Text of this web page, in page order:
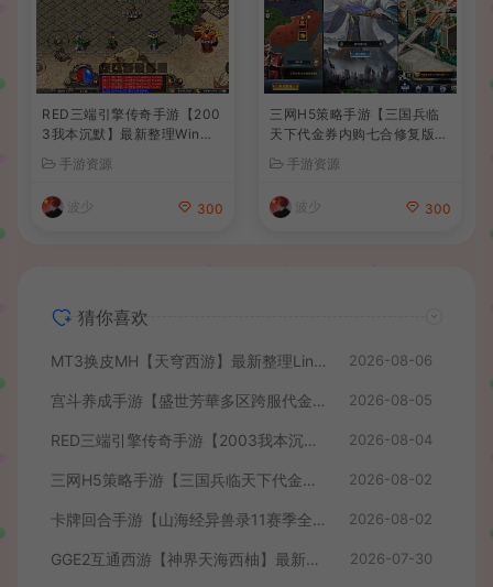
RED三端引擎传奇手游【200
3我本沉默】最新整理Win系
细搭建教程
手游资源
波少 300
三网H5策略手游【三国兵临
天下代金券内购七合修复版】
+Linux手工服务端+管理后台
+GM授权后台+简易安卓客户
端+详细搭建教程+视频教程
手游资源
波少 300
猜你喜欢
MT3换皮MH【天穹西游】最新整理Linux手工服务端+安卓苹果双端+GM后台+详细搭建教程+全套源码+视频教程 2026-08-06
宫斗养成手游【盛世芳華多区跨服代金券本地优化版】最新整理单机一键即玩端+Linux手工服务端+CDK授权后台+安卓+详细搭建教程 2026-08-05
RED三端引擎传奇手游【2003我本沉默】最新整理Win系服务端+安卓苹果PC三端+详细搭建教程 2026-08-04
三网H5策略手游【三国兵临天下代金券内购七合修复版】最新整理单机一键即玩镜像端+Linux手工服务端+管理后台+GM授权后台+简易安卓客户端+详细搭建教程+视频教程 2026-08-02
卡牌回合手游【山海经异兽录11赛季全人物代金券内购版】最新整理WIN系服务端+授权GM后台+管理后台+热更修改工具+安卓+详细搭建教程 2026-08-02
GGE2互通西游【神界天海西柚】最新整理Win系服务端+安卓苹果PC三端+内置GM工具+全套源码+详细搭建教程+视频教程 2026-07-30